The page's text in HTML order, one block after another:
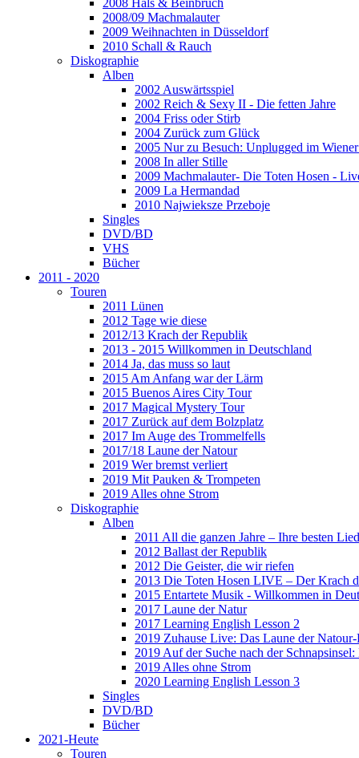
2008/09 Machmalauter
2009 Weihnachten in Düsseldorf
2010 Schall & Rauch
Diskographie
Alben
2002 Auswärtsspiel
2002 Reich & Sexy II - Die fetten Jahre
2004 Friss oder Stirb
2004 Zurück zum Glück
2005 Nur zu Besuch: Unplugged im
2008 In aller Stille
2009 Machmalauter- Die Toten Hosen -
2009 La Hermandad
2010 Najwieksze Przeboje
Singles
DVD/BD
VHS
Bücher
2011 - 2020
Touren
2011 Lünen
2012 Tage wie diese
2012/13 Krach der Republik
2013 - 2015 Willkommen in Deutschland
2014 Ja, das muss so laut
2015 Am Anfang war der Lärm
2015 Buenos Aires City Tour
2017 Magical Mystery Tour
2017 Zurück auf dem Bolzplatz
2017 Im Auge des Trommelfells
2017/18 Laune der Natour
2019 Wer bremst verliert
2019 Mit Pauken & Trompeten
2019 Alles ohne Strom
Diskographie
Alben
2011 All die ganzen Jahre – Ihre besten
2012 Ballast der Republik
2012 Die Geister, die wir riefen
2013 Die Toten Hosen LIVE – Der Krach
2015 Entartete Musik - Willkommen in
2017 Laune der Natur
2017 Learning English Lesson 2
2019 Zuhause Live: Das Laune der
2019 Auf der Suche nach der
2019 Alles ohne Strom
2020 Learning English Lesson 3
Singles
DVD/BD
Bücher
2021-Heute
Touren